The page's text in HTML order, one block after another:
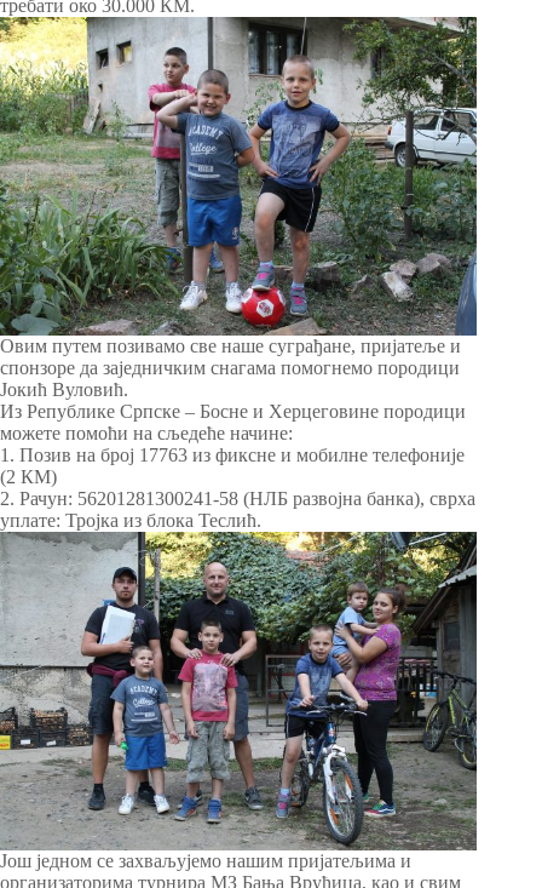
требати око 30.000 КМ.
Овим путем позивамо све наше суграђане, пријатеље и
спонзоре да заједничким снагама помогнемо породици
Јокић Вуловић.
Из Републике Српске – Босне и Херцеговине породици
можете помоћи на сљедеће начине:
1. Позив на број 17763 из фиксне и мобилне телефоније
(2 КМ)
2. Рачун: 56201281300241-58 (НЛБ развојна банка), сврха
уплате: Тројка из блока Теслић.
Још једном се захваљујемо нашим пријатељима и
организаторима турнира МЗ Бања Врућица, као и свим